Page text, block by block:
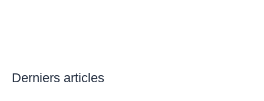
Derniers articles